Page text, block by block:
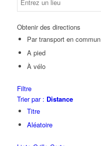
Obtenir des directions
Par transport en commun
A pied
À vélo
Filtre
Trier par : Distance
Titre
Aléatoire